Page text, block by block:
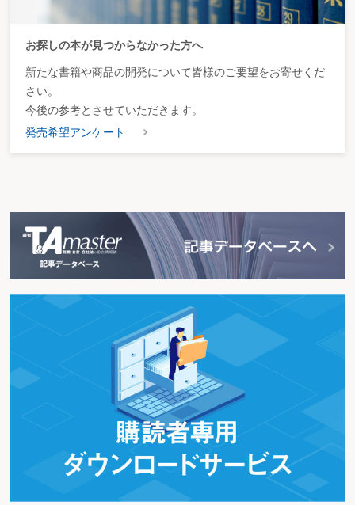
お探しの本が見つからなかった方へ
新たな書籍や商品の開発について皆様のご要望をお寄せくだ
さい。
今後の参考とさせていただきます。
発売希望アンケート